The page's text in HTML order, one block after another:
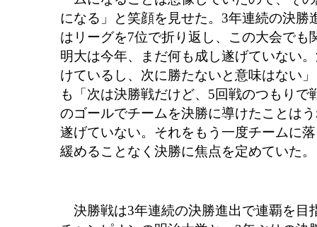
になる」と笑顔を見せた。3年連続の決勝
はリーグを7位で折り返し、この大会でも
明大は今年、まだ何も成し遂げていない
けているし、次に勝たないと意味はない
も「次は決勝戦だけど、5回戦のつもりで
のゴールでチームを決勝に導けたことは
遂げていない。それをもう一度チームに
緩めることなく決勝に焦点を定めていた。
決勝戦は3年連続の決勝進出で連覇を目